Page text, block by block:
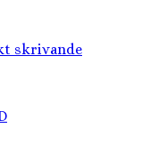
skrivande